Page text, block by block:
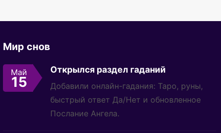
Мир снов
Май
15
Открылся раздел гаданий
Добавили онлайн-гадания: Таро, руны,
быстрый ответ Да/Нет и обновленное
Послание Ангела.